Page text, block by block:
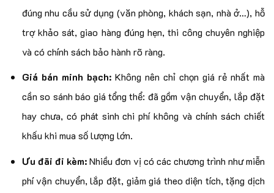
đúng nhu cầu sử dụng (văn phòng, khách sạn, nhà ở…), hỗ
trợ khảo sát, giao hàng đúng hẹn, thi công chuyên nghiệp
và có chính sách bảo hành rõ ràng.
Giá bán minh bạch: Không nên chỉ chọn giá rẻ nhất mà
cần so sánh báo giá tổng thể: đã gồm vận chuyển, lắp đặt
hay chưa, có phát sinh chi phí không và chính sách chiết
khấu khi mua số lượng lớn.
Ưu đãi đi kèm:Nhiều đơn vị có các chương trình như miễn
phí vận chuyển, lắp đặt, giảm giá theo diện tích, tặng dịch